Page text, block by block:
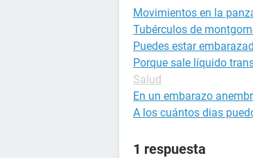
Movimientos en la
Tubérculos de
Puedes estar
Porque sale líquido
Salud
En un embarazo
A los cuántos dias
1 respuesta